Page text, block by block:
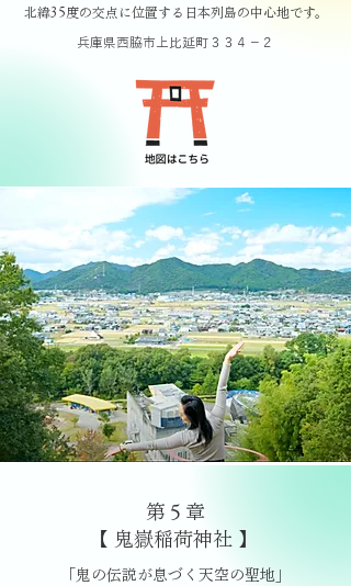
北緯35度の交点に位置する日本列島の中心地です。
兵庫県西脇市上比延町３３４−２
第５章
【 鬼嶽稲荷神社 】
「鬼の伝説が息づく天空の聖地」